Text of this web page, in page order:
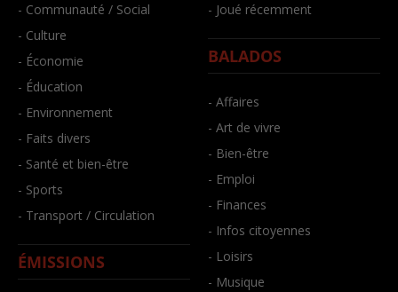
- Communauté / Social
- Culture
- Économie
- Éducation
- Environnement
- Faits divers
- Santé et bien-être
- Sports
- Transport / Circulation
ÉMISSIONS
- Joué récemment
BALADOS
- Affaires
- Art de vivre
- Bien-être
- Emploi
- Finances
- Infos citoyennes
- Loisirs
- Musique